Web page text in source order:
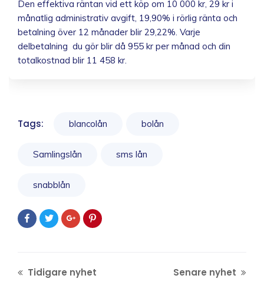
Den effektiva räntan vid ett köp om 10 000 kr, 29 kr i
månatlig administrativ avgift, 19,90% i rörlig ränta och
betalning över 12 månader blir 29,22%. Varje
delbetalning du gör blir då 955 kr per månad och din
totalkostnad blir 11 458 kr.
Tags: blancolån bolån
Samlingslån sms lån
snabblån
Tidigare nyhet Senare nyhet